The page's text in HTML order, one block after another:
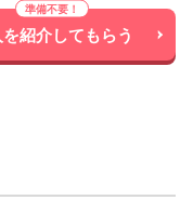
紹介してもらう